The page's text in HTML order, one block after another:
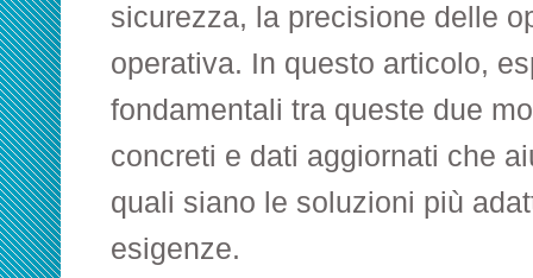
sicurezza, la precisione delle
operativa. In questo articolo,
fondamentali tra queste due
concreti e dati aggiornati che
quali siano le soluzioni più
esigenze.